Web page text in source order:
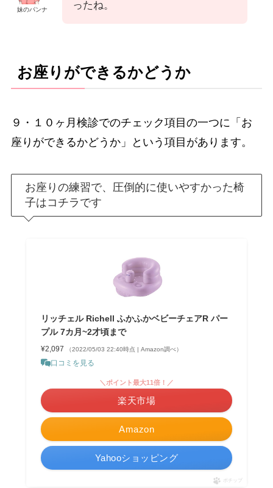
妹のパンナ
ったね。
お座りができるかどうか
９・１０ヶ月検診でのチェック項目の一つに「お
座りができるかどうか」という項目があります。
お座りの練習で、圧倒的に使いやすかった椅
子はコチラです
リッチェル Richell ふかふかベビーチェアR パー
プル 7カ月~2才頃まで
¥2,097 （2022/05/03 22:40時点 | Amazon調べ）
口コミを見る
Amazon
＼ポイント最大11倍！／
楽天市場
Yahooショッピング
ポチップ